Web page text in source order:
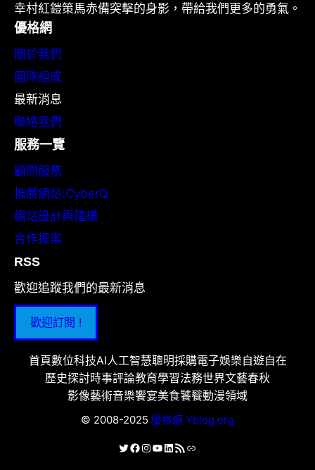
幸村紅鎧策馬赤備突擊的身影，帶給我們更多的勇氣。
優格網
關於我們
團隊組成
最新消息
聯絡我們
服務一覽
顧問服務
推薦網站:CyberQ
網站設計與建構
合作提案
RSS
歡迎追蹤我們的最新消息
歡迎訂閱 !
首頁數位科技AI人工智慧聰明採購電子娛樂自遊自在
歷史探討時事評論教育學習法務世界文藝春秋
影像藝術音樂饗宴美食饕餮動漫領域
© 2008-2025 優格網 Yblog.org
X Facebook
Instagram
YouTube
LinkedIn
RSS 資訊提供連結